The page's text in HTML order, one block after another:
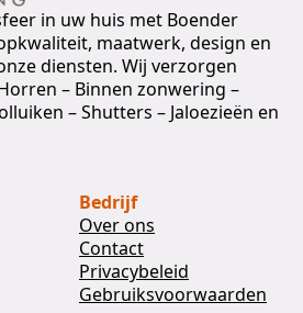
in uw huis met Boender
maatwerk, design en
diensten. Wij verzorgen
– Binnen zonwering –
– Shutters – Jaloezieën en
Bedrijf
Over ons
Contact
Privacybeleid
Gebruiksvoorwaarden